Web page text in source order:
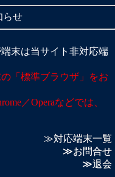
らせ
末は当サイト非対応端
「標準ブラウザ」をお
／Operaなどでは、
≫対応端末一覧
≫お問合せ
≫退会